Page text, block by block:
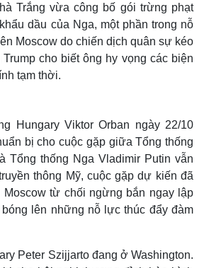
Trắng vừa công bố gói trừng phạt
dầu của Nga, một phần trong nỗ
Moscow do chiến dịch quân sự kéo
cho biết ông hy vọng các biện
tạm thời.
Hungary Viktor Orban ngày 22/10
bị cho cuộc gặp giữa Tổng thống
Tổng thống Nga Vladimir Putin vẫn
thông Mỹ, cuộc gặp dự kiến đã
Moscow từ chối ngừng bắn ngay lập
lên những nỗ lực thúc đẩy đàm
Peter Szijjarto đang ở Washington.